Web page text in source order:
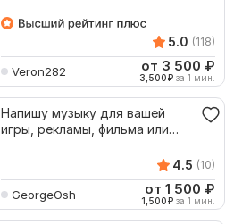
5.0 (118)
Veron282 от 3 500 ₽
3,500₽ за 1 мин.
Напишу музыку для вашей
игры, рекламы, фильма или
4.5 (10)
GeorgeOsh от 1 500 ₽
1,500₽ за 1 мин.